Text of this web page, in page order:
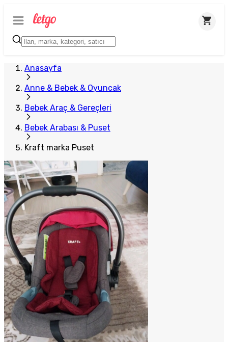
Anasayfa
Anne & Bebek & Oyuncak
Bebek Araç & Gereçleri
Bebek Arabası & Puset
Kraft marka Puset